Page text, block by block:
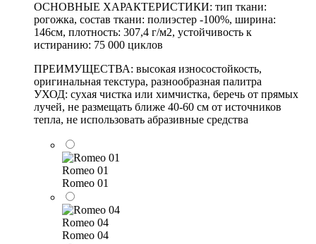
ОСНОВНЫЕ ХАРАКТЕРИСТИКИ: тип ткани:
рогожка, состав ткани: полиэстер -100%, ширина:
146см, плотность: 307,4 г/м2, устойчивость к
истиранию: 75 000 циклов
ПРЕИМУЩЕСТВА: высокая износостойкость,
оригинальная текстура, разнообразная палитра
УХОД: сухая чистка или химчистка, беречь от прямых
лучей, не размещать ближе 40-60 см от источников
тепла, не использовать абразивные средства
Romeo 01
Romeo 01
Romeo 04
Romeo 04